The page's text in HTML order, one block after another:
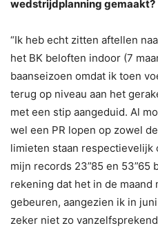
wedstrijdplanning gemaakt?
“Ik heb echt zitten aftellen
het BK beloften indoor (7
baanseizoen omdat ik toen
terug op niveau aan het
met een stip aangeduid. Al
wel een PR lopen op zowel
limieten staan respectievelijk
mijn records 23”85 en 53”65
rekening dat het in de maand
gebeuren, aangezien ik in
zeker niet zo